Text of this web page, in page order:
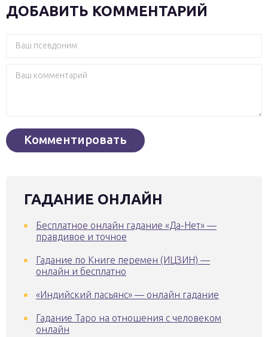
ДОБАВИТЬ КОММЕНТАРИЙ
ГАДАНИЕ ОНЛАЙН
Бесплатное онлайн гадание «Да-Нет» —
правдивое и точное
Гадание по Книге перемен (ИЦЗИН) —
онлайн и бесплатно
«Индийский пасьянс» — онлайн гадание
Гадание Таро на отношения с человеком
онлайн